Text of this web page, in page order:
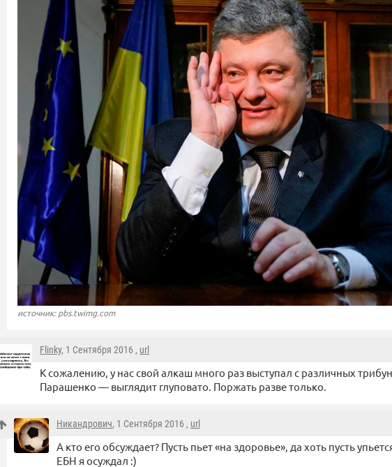
источник: pbs.twimg.com
Flinky, 1 Сентября 2016 , url
К сожалению, у нас свой алкаш много раз выступал с различных
Парашенко — выглядит глуповато. Поржать разве только.
Никандрович, 1 Сентября 2016 , url
А кто его обсуждает? Пусть пьет «на здоровье», да хоть пусть
ЕБН я осуждал :)